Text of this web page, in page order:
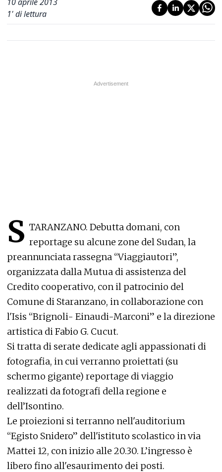
1' di lettura
S TARANZANO. Debutta domani, con
reportage su alcune zone del Sudan, la
preannunciata rassegna “Viaggiautori”,
organizzata dalla Mutua di assistenza del
Credito cooperativo, con il patrocinio del
Comune di Staranzano, in collaborazione con
l'Isis “Brignoli- Einaudi-Marconi” e la direzione
artistica di Fabio G. Cucut.
Si tratta di serate dedicate agli appassionati di
fotografia, in cui verranno proiettati (su
schermo gigante) reportage di viaggio
realizzati da fotografi della regione e
dell’Isontino.
Le proiezioni si terranno nell'auditorium
“Egisto Snidero” dell'istituto scolastico in via
Mattei 12, con inizio alle 20.30. L’ingresso è
libero fino all'esaurimento dei posti.